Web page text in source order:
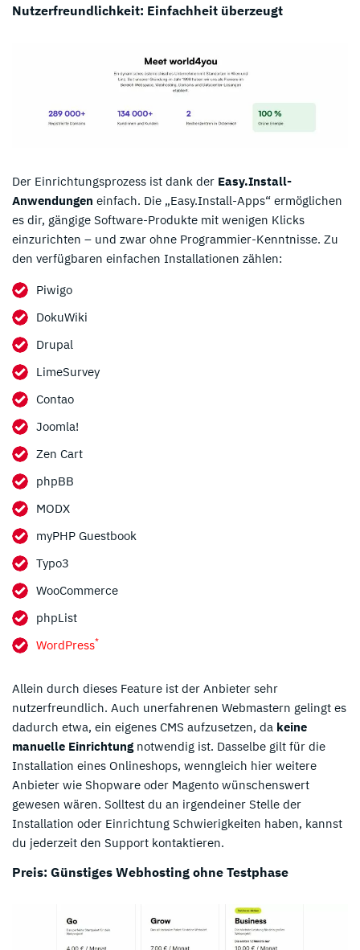
Nutzerfreundlichkeit: Einfachheit überzeugt
Der Einrichtungsprozess ist dank der Easy.Install-
Anwendungen einfach. Die „Easy.Install-Apps“ ermöglichen
es dir, gängige Software-Produkte mit wenigen Klicks
einzurichten – und zwar ohne Programmier-Kenntnisse. Zu
den verfügbaren einfachen Installationen zählen:
Piwigo
DokuWiki
Drupal
LimeSurvey
Contao
Joomla!
Zen Cart
phpBB
MODX
myPHP Guestbook
Typo3
WooCommerce
phpList
WordPress*
Allein durch dieses Feature ist der Anbieter sehr
nutzerfreundlich. Auch unerfahrenen Webmastern gelingt es
dadurch etwa, ein eigenes CMS aufzusetzen, da keine
manuelle Einrichtungnotwendig ist. Dasselbe gilt für die
Installation eines Onlineshops, wenngleich hier weitere
Anbieter wie Shopware oder Magento wünschenswert
gewesen wären. Solltest du an irgendeiner Stelle der
Installation oder Einrichtung Schwierigkeiten haben, kannst
du jederzeit den Support kontaktieren.
Preis: Günstiges Webhosting ohne Testphase